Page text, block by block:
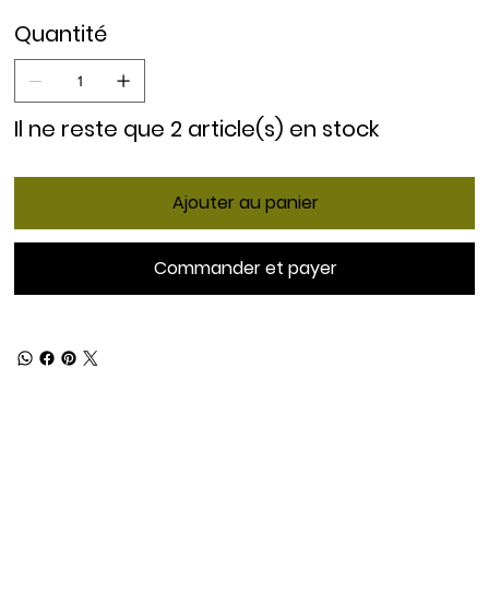
Quantité
Il ne reste que 2 article(s) en stock
Ajouter au panier
Commander et payer